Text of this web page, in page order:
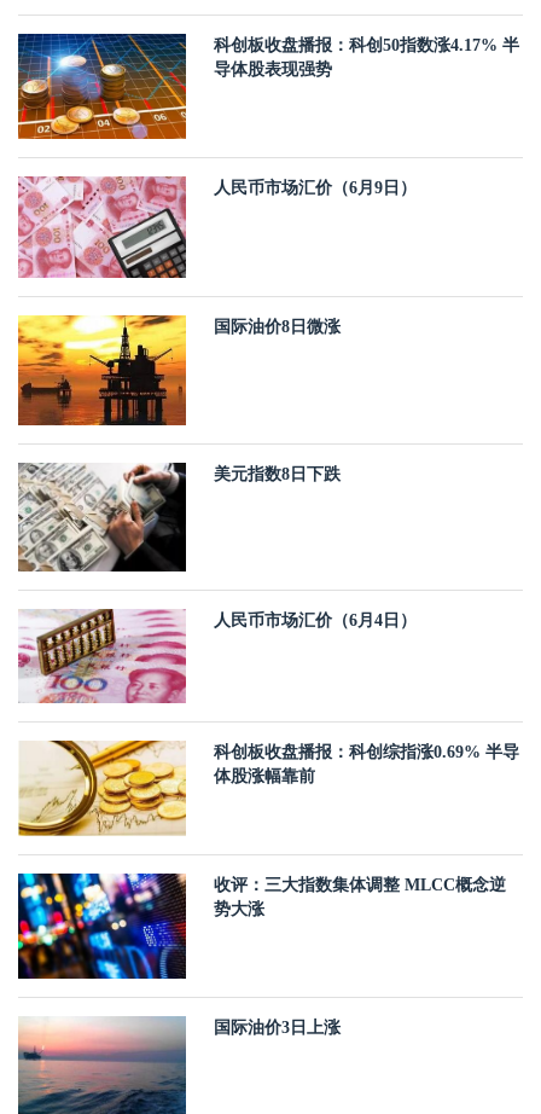
科创板收盘播报：科创50指数涨4.17% 半
导体股表现强势
人民币市场汇价（6月9日）
国际油价8日微涨
美元指数8日下跌
人民币市场汇价（6月4日）
科创板收盘播报：科创综指涨0.69% 半导
体股涨幅靠前
收评：三大指数集体调整 MLCC概念逆
势大涨
国际油价3日上涨